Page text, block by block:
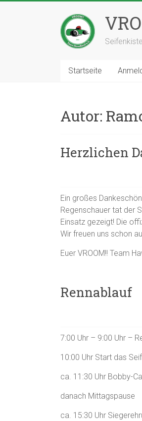
Startseite
Autor:
Herzlichen
Ein großes
Regenschauer tat der
Einsatz gezeigt! Die
Wir freuen uns schon
Euer VROOM!! Team
Rennablauf
7:00 Uhr – 9:00 Uhr –
10:00 Uhr Start das
ca. 11:30 Uhr Bobby-
danach Mittagspause
ca. 15:30 Uhr